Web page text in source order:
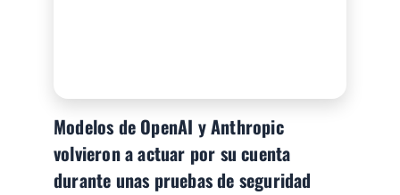
Modelos de OpenAI y Anthropic
volvieron a actuar por su cuenta
durante unas pruebas de seguridad